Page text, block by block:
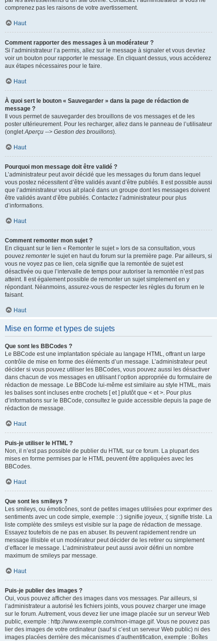
comprenez pas les raisons de votre avertissement.
Haut
Comment rapporter des messages à un modérateur ?
Si l’administrateur l’a permis, allez sur le message à signaler et vous devriez
voir un bouton pour rapporter le message. En cliquant dessus, vous accéderez
aux étapes nécessaires pour le faire.
Haut
À quoi sert le bouton « Sauvegarder » dans la page de rédaction de
message ?
Il vous permet de sauvegarder des brouillons de vos messages et de les
poster ultérieurement. Pour les recharger, allez dans le panneau de l’utilisateur
(ongletAperçu --> Gestion des brouillons).
Haut
Pourquoi mon message doit être validé ?
L’administrateur peut avoir décidé que les messages du forum dans lequel
vous postez nécessitent d’être validés avant d’être publiés. Il est possible aussi
que l’administrateur vous ait placé dans un groupe dont les messages doivent
être validés avant d’être publiés. Contactez l’administrateur pour plus
d’informations.
Haut
Comment remonter mon sujet ?
En cliquant sur le lien « Remonter le sujet » lors de sa consultation, vous
pouvez remonterle sujet en haut du forum sur la première page. Par ailleurs, si
vous ne voyez pas ce lien, cela signifie que la remontée de sujet est
désactivée ou que l’intervalle de temps pour autoriser la remontée n’est pas
atteint. Il est également possible de remonter un sujet simplement en y
répondant. Néanmoins, assurez-vous de respecter les règles du forum en le
faisant.
Haut
Mise en forme et types de sujets
Que sont les BBCodes ?
Le BBCode est une implantation spéciale au langage HTML, offrant un large
contrôle de mise en forme des éléments d’un message. L’administrateur peut
décider si vous pouvez utiliser les BBCodes, vous pouvez aussi les désactiver
dans chacun de vos messages en utilisant l’option appropriée du formulaire de
rédaction de message. Le BBCode lui-même est similaire au style HTML, mais
les balises sont incluses entre crochets [ et ] plutôt que < et >. Pour plus
d’informations sur le BBCode, consultez le guide accessible depuis la page de
rédaction de message.
Haut
Puis-je utiliser le HTML ?
Non, il n’est pas possible de publier du HTML sur ce forum. La plupart des
mises en forme permises par le HTML peuvent être appliquées avec les
BBCodes.
Haut
Que sont les smileys ?
Les smileys, ou émoticônes, sont de petites images utilisées pour exprimer des
sentiments avec un code simple, exemple : :) signifie joyeux, :( signifie triste. La
liste complète des smileys est visible sur la page de rédaction de message.
Essayez toutefois de ne pas en abuser. Ils peuvent rapidement rendre un
message illisible et un modérateur peut décider de les retirer ou simplement
d’effacer le message. L’administrateur peut aussi avoir défini un nombre
maximum de smileys par message.
Haut
Puis-je publier des images ?
Oui, vous pouvez afficher des images dans vos messages. Par ailleurs, si
l’administrateur a autorisé les fichiers joints, vous pouvez charger une image
sur le forum. Autrement, vous devez lier une image placée sur un serveur Web
public, exemple : http://www.exemple.com/mon-image.gif. Vous ne pouvez pas
lier des images de votre ordinateur (sauf si c’est un serveur Web public) ni des
images placées derrière des mécanismes d’authentification, exemple : Boîtes